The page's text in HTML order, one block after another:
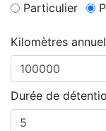
Particulier
Kilomètres
Durée de